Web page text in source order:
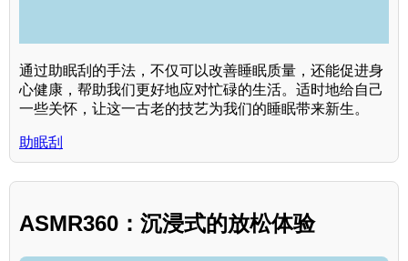
通过助眠刮的手法，不仅可以改善睡眠质量，还能促进身
心健康，帮助我们更好地应对忙碌的生活。适时地给自己
一些关怀，让这一古老的技艺为我们的睡眠带来新生。
助眠刮
ASMR360：沉浸式的放松体验